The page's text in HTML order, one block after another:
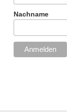
Nachname